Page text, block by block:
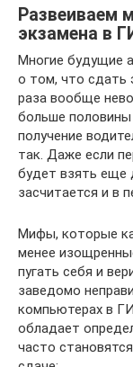
Развеиваем
экзамена в
Многие будущие
о том, что сдать
раза вообще
больше половины
получение
так. Даже если
будет взять еще
засчитается и в
Мифы, которые
менее
пугать себя и
заведомо
компьютерах в
обладает
часто